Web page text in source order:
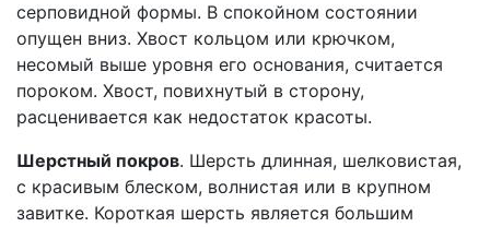
серповидной формы. В спокойном состоянии
опущен вниз. Хвост кольцом или крючком,
несомый выше уровня его основания, считается
пороком. Хвост, повихнутый в сторону,
расценивается как недостаток красоты.
Шерстный покров. Шерсть длинная, шелковистая,
с красивым блеском, волнистая или в крупном
завитке. Короткая шерсть является большим